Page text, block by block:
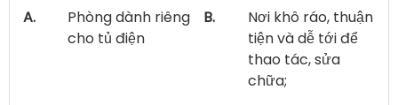
A.
Phòng dành riêng
cho tủ điện
B.
Nơi khô ráo, thuận
tiện và dễ tới để
thao tác, sửa
chữa;